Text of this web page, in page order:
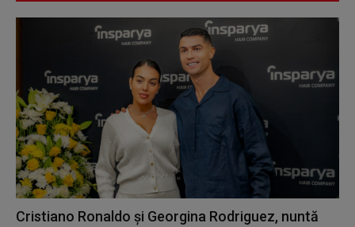
Cristiano Ronaldo și Georgina Rodriguez, nuntă